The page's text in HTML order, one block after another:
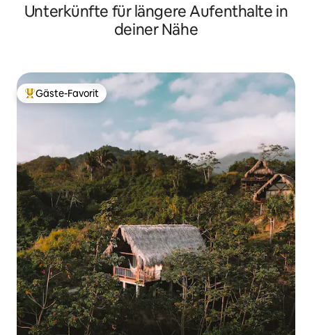
Unterkünfte für längere Aufenthalte in
deiner Nähe
Beliebter Gäste-Favorit.
Gäste-Favorit